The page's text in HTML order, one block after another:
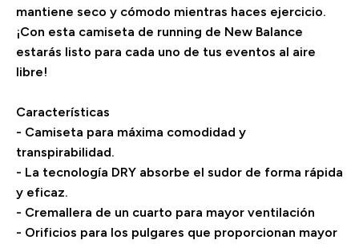
mantiene seco y cómodo mientras haces ejercicio.
¡Con esta camiseta de running de New Balance
estarás listo para cada uno de tus eventos al aire
libre!
Características
- Camiseta para máxima comodidad y
transpirabilidad.
- La tecnología DRY absorbe el sudor de forma rápida
y eficaz.
- Cremallera de un cuarto para mayor ventilación
- Orificios para los pulgares que proporcionan mayor